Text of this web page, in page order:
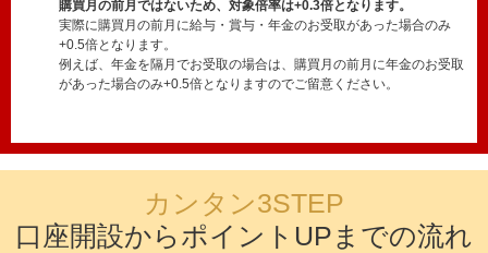
購買月の前月ではないため、対象倍率は+0.3倍となります。
実際に購買月の前月に給与・賞与・年金のお受取があった場合のみ
+0.5倍となります。
例えば、年金を隔月でお受取の場合は、購買月の前月に年金のお受取
があった場合のみ+0.5倍となりますのでご留意ください。
カンタン3STEP
口座開設からポイントUPまでの流れ